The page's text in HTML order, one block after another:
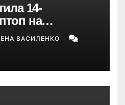
14-
на
автономністю
ВАСИЛЕНКО